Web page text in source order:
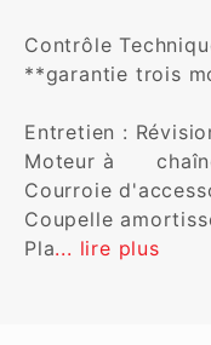
Contrôle
**garantie trois
Entretien :
Moteur à
Courroie
Coupelle
Pla... lire plus